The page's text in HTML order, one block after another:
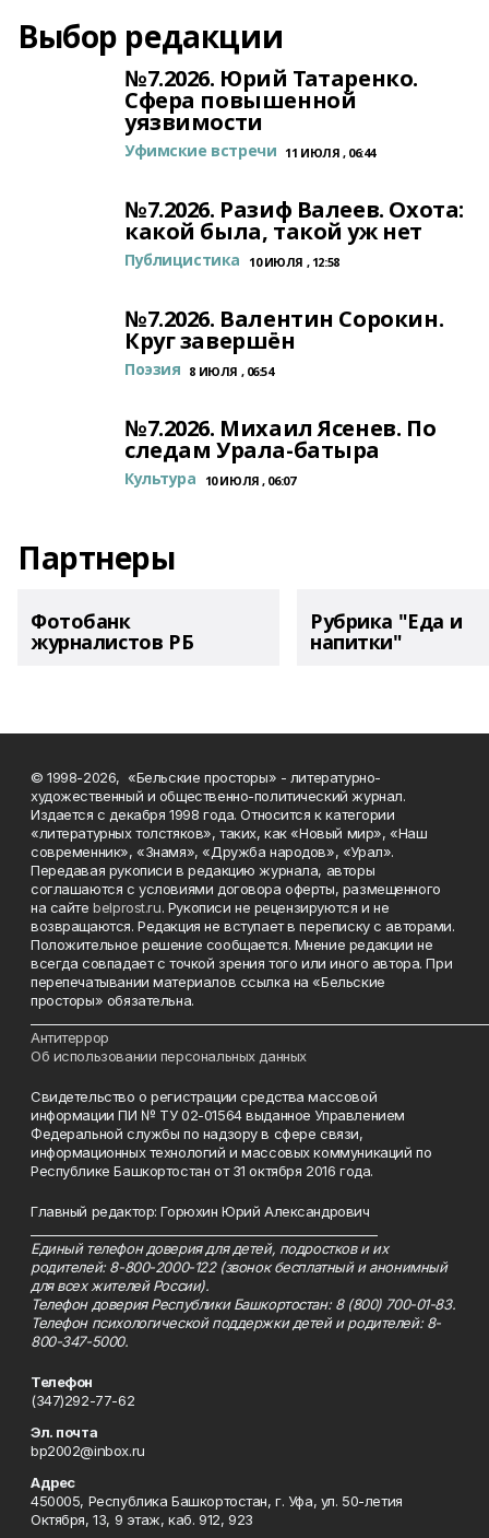
Выбор редакции
№7.2026. Юрий Татаренко.
Сфера повышенной
уязвимости
Уфимские встречи 11 ИЮЛЯ , 06:44
№7.2026. Разиф Валеев. Охота:
какой была, такой уж нет
Публицистика 10 ИЮЛЯ , 12:58
№7.2026. Валентин Сорокин.
Круг завершён
Поэзия 8 ИЮЛЯ , 06:54
№7.2026. Михаил Ясенев. По
следам Урала-батыра
Культура 10 ИЮЛЯ , 06:07
Партнеры
Фотобанк
журналистов РБ
Рубрика "Еда и
напитки"
© 1998-2026, «Бельские просторы» - литературно-
художественный и общественно-политический журнал.
Издается с декабря 1998 года. Относится к категории
«литературных толстяков», таких, как «Новый мир», «Наш
современник», «Знамя», «Дружба народов», «Урал».
Передавая рукописи в редакцию журнала, авторы
соглашаются с условиями договора оферты, размещенного
на сайтеbelprost.ru. Рукописи не рецензируются и не
возвращаются. Редакция не вступает в переписку с авторами.
Положительное решение сообщается. Мнение редакции не
всегда совпадает с точкой зрения того или иного автора. При
перепечатывании материалов ссылка на «Бельские
просторы» обязательна.
Антитеррор
Об использовании персональных данных
Свидетельство о регистрации средства массовой
информации ПИ № ТУ 02-01564 выданное Управлением
Федеральной службы по надзору в сфере связи,
информационных технологий и массовых коммуникаций по
Республике Башкортостан от 31 октября 2016 года.
Главный редактор: Горюхин Юрий Александрович
Единый телефон доверия для детей, подростков и их
родителей: 8-800-2000-122 (звонок бесплатный и анонимный
для всех жителей России).
Телефон доверия Республики Башкортостан: 8 (800) 700-01-83.
Телефон психологической поддержки детей и родителей: 8-
800-347-5000.
Телефон
(347)292-77-62
Эл. почта
bp2002@inbox.ru
Адрес
450005, Республика Башкортостан, г. Уфа, ул. 50-летия
Октября, 13, 9 этаж, каб. 912, 923